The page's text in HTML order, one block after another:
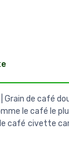
| Grain de café
le café le
café civette